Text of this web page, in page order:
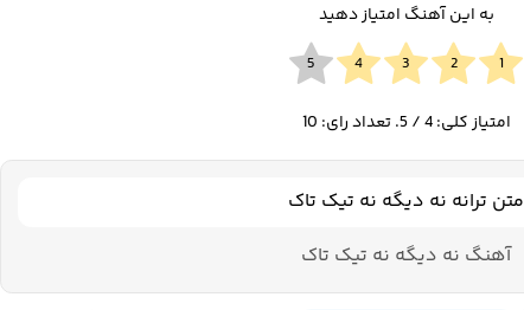
به این آهنگ امتیاز دهید
امتیاز کلی:4/ 5. تعداد رای: 10
متن ترانه نه دیگه نه تیک تاک
آهنگ نه دیگه نه تیک تاک